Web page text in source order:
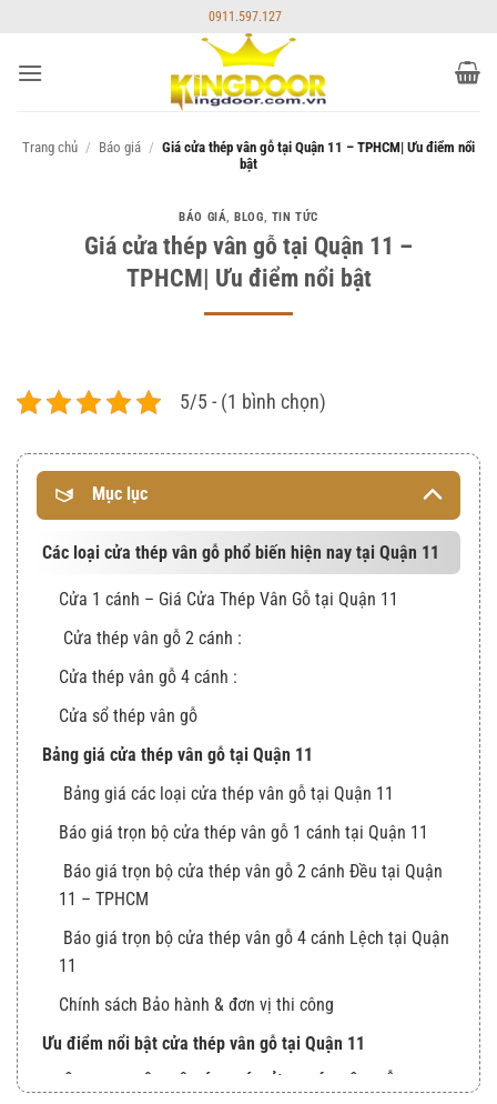
nội
0911.597.127
Trang chủ / Báo giá / Giá cửa thép vân gỗ tại Quận 11 – TPHCM| Ưu điểm nổi
bật
BÁO GIÁ,BLOG, TIN TỨC
Giá cửa thép vân gỗ tại Quận 11 –
TPHCM| Ưu điểm nổi bật
5/5 - (1 bình chọn)
Mục lục
Các loại cửa thép vân gỗ phổ biến hiện nay tại Quận 11
Cửa 1 cánh – Giá Cửa Thép Vân Gỗ tại Quận 11
Cửa thép vân gỗ 2 cánh :
Cửa thép vân gỗ 4 cánh :
Cửa sổ thép vân gỗ
Bảng giá cửa thép vân gỗ tại Quận 11
Bảng giá các loại cửa thép vân gỗ tại Quận 11
Báo giá trọn bộ cửa thép vân gỗ 1 cánh tại Quận 11
Báo giá trọn bộ cửa thép vân gỗ 2 cánh Đều tại Quận
11 – TPHCM
Báo giá trọn bộ cửa thép vân gỗ 4 cánh Lệch tại Quận
11
Chính sách Bảo hành & đơn vị thi công
Ưu điểm nổi bật cửa thép vân gỗ tại Quận 11
THÔNG TIN LIÊN HỆ BÁO GIÁ CỬA THÉP VÂN GỖ TẠI